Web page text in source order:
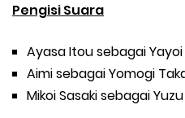
Pengisi Suara
Ayasa Itou sebagai
Aimi sebagai Yomogi
Mikoi Sasaki sebagai